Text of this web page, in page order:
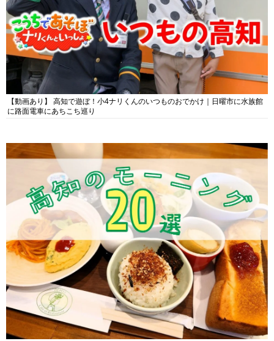
【動画あり】 高知で遊ぼ！小4ナリくんのいつものおでかけ｜日曜市に水族館
に路面電車にあちこち巡り